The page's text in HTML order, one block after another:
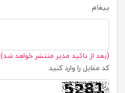
پیغام
(بعد از تائید مدیر منتشر خواهد شد)
کد مقابل را وارد کنید